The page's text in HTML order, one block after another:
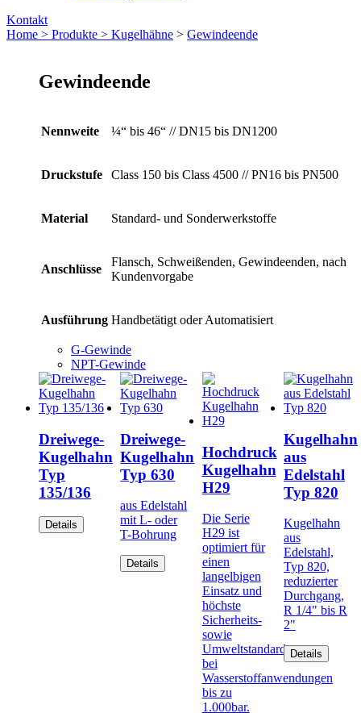
Kontakt
Home > Produkte > Kugelhähne > Gewindeende
Gewindeende
Nennweite ¼“ bis 46“ // DN15 bis DN1200
Druckstufe Class 150 bis Class 4500 // PN16 bis PN500
Material Standard- und Sonderwerkstoffe
Anschlüsse
Flansch, Schweißenden, Gewindeenden, nach
Kundenvorgabe
Ausführung Handbetätigt oder Automatisiert
G-Gewinde
NPT-Gewinde
Dreiwege-
Kugelhahn
Typ
135/136
Details
Dreiwege-
Kugelhahn
Typ 630
aus Edelstahl
mit L- oder
T-Bohrung
Details
Hochdruck
Kugelhahn
H29
Die Serie
H29 ist
optimiert für
einen
langelbigen
Einsatz und
höchste
Sicherheits-
sowie
Umweltstandards
bei
Wasserstoffanwendungen
bis zu
1.000bar.
Kugelhahn
aus
Edelstahl
Typ 820
Kugelhahn
aus
Edelstahl,
Typ 820,
reduzierter
Durchgang,
R 1/4" bis R
2"
Details